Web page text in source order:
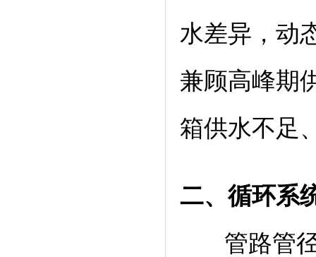
水差异，动
兼顾高峰期
箱供水不足
二、循环系
管路管径